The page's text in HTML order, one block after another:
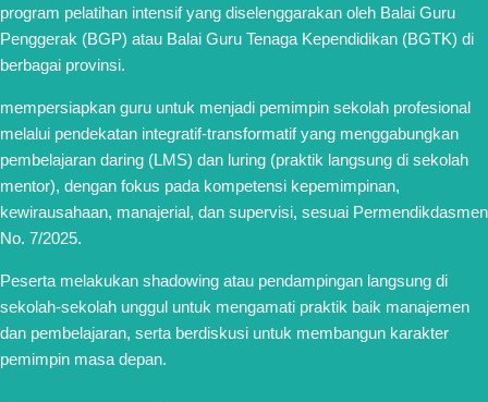
program pelatihan intensif yang diselenggarakan oleh Balai Guru
Penggerak (BGP) atau Balai Guru Tenaga Kependidikan (BGTK) di
berbagai provinsi.
mempersiapkan guru untuk menjadi pemimpin sekolah profesional
melalui pendekatan integratif-transformatif yang menggabungkan
pembelajaran daring (LMS) dan luring (praktik langsung di sekolah
mentor), dengan fokus pada kompetensi kepemimpinan,
kewirausahaan, manajerial, dan supervisi, sesuai Permendikdasmen
No. 7/2025.
Peserta melakukan shadowing atau pendampingan langsung di
sekolah-sekolah unggul untuk mengamati praktik baik manajemen
dan pembelajaran, serta berdiskusi untuk membangun karakter
pemimpin masa depan.